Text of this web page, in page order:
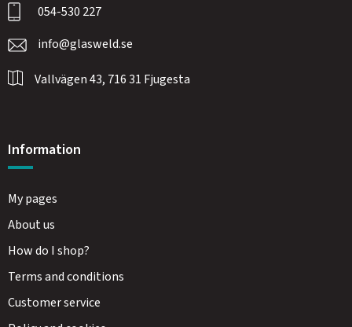
054-530 227
info@glasweld.se
Vallvägen 43, 716 31 Fjugesta
Information
My pages
About us
How do I shop?
Terms and conditions
Customer service